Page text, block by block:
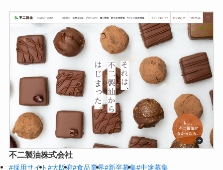
不二製油株式会社
#採用サイト#大阪府#食品業界#新卒募集#中途募集